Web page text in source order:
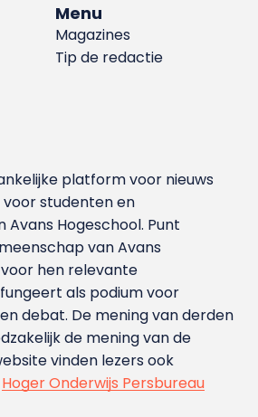
Menu
Magazines
Tip de redactie
platform voor nieuws
studenten en
Avans Hoge­school. Punt
van Avans
hen relevante
als podium voor
debat. De mening van derden
de mening van de
vinden lezers ook
Hoger Onderwijs Persbureau